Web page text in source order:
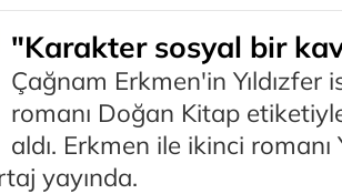
"Karakter sosyal bir
Çağnam Erkmen'in Yıldızfer
romanı Doğan Kitap
aldı. Erkmen ile ikinci romanı
yayında.